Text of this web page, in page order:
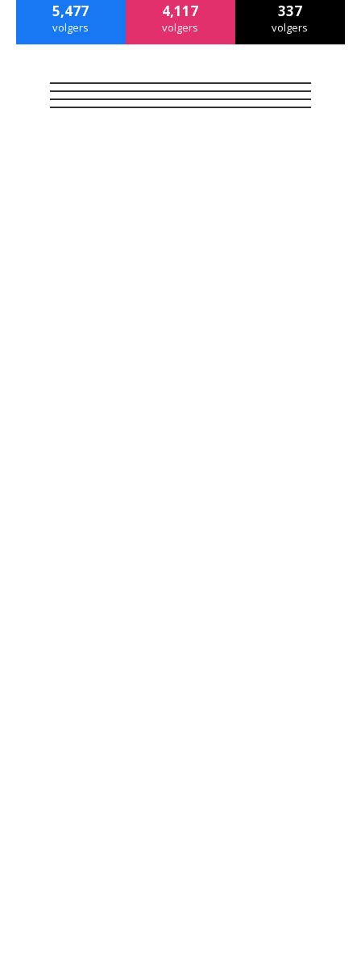
5,477
volgers
4,117
volgers
337
volgers